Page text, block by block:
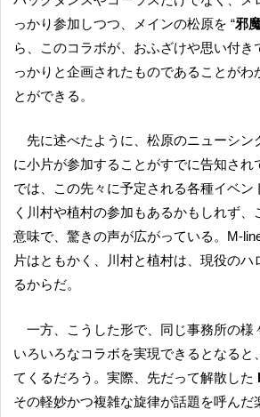
っかり参加しつつ、メインの松原を “邪
ら、このコラボが、おふざけや思い付き
っかりと企画されたものであることがわ
とができる。
先に述べたように、松原のニューシングルの販促イベント
に小片が参加することがすでに告知され
では、この先々に予定される各種イベン
く川村や植村の参加もあるかもしれず
意味で、驚きの声が広がっている。M-
片はともかく、川村と植村は、現役のハ
るからだ。
一方、こうした形で、同じ事務所の様々なアーティストと
いろいろなコラボを実現できるとなると
てくるだろう。実際、先だって解散した
その軽妙かつ複雑な旋律が話題を呼んだ